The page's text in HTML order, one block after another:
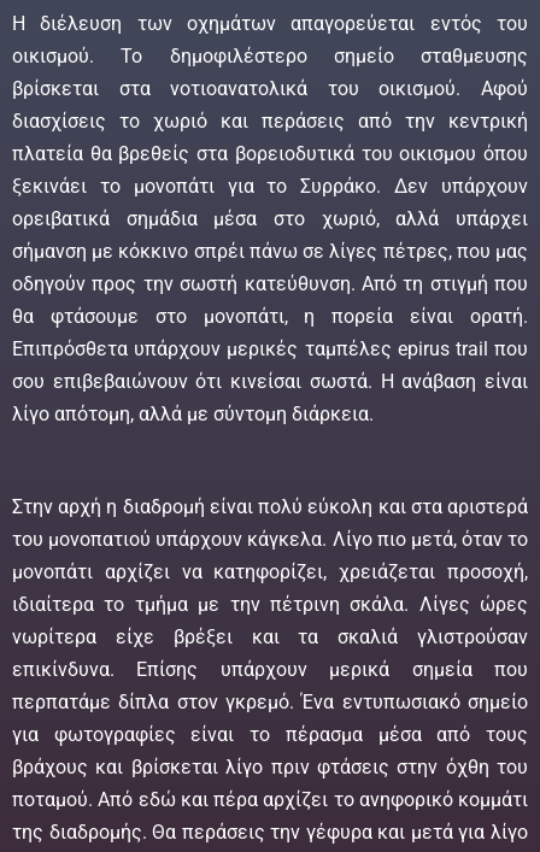
Η διέλευση των οχημάτων απαγορεύεται εντός του
οικισμού. Το δημοφιλέστερο σημείο σταθμευσης
βρίσκεται στα νοτιοανατολικά του οικισμού. Αφού
διασχίσεις το χωριό και περάσεις από την κεντρική
πλατεία θα βρεθείς στα βορειοδυτικά του οικισμου όπου
ξεκινάει το μονοπάτι για το Συρράκο. Δεν υπάρχουν
ορειβατικά σημάδια μέσα στο χωριό, αλλά υπάρχει
σήμανση με κόκκινο σπρέι πάνω σε λίγες πέτρες, που μας
οδηγούν προς την σωστή κατεύθυνση. Από τη στιγμή που
θα φτάσουμε στο μονοπάτι, η πορεία είναι ορατή.
Επιπρόσθετα υπάρχουν μερικές ταμπέλες epirus trail που
σου επιβεβαιώνουν ότι κινείσαι σωστά. Η ανάβαση είναι
λίγο απότομη, αλλά με σύντομη διάρκεια.
Στην αρχή η διαδρομή είναι πολύ εύκολη και στα αριστερά
του μονοπατιού υπάρχουν κάγκελα. Λίγο πιο μετά, όταν το
μονοπάτι αρχίζει να κατηφορίζει, χρειάζεται προσοχή,
ιδιαίτερα το τμήμα με την πέτρινη σκάλα. Λίγες ώρες
νωρίτερα είχε βρέξει και τα σκαλιά γλιστρούσαν
επικίνδυνα. Επίσης υπάρχουν μερικά σημεία που
περπατάμε δίπλα στον γκρεμό. Ένα εντυπωσιακό σημείο
για φωτογραφίες είναι το πέρασμα μέσα από τους
βράχους και βρίσκεται λίγο πριν φτάσεις στην όχθη του
ποταμού. Από εδώ και πέρα αρχίζει το ανηφορικό κομμάτι
της διαδρομής. Θα περάσεις την γέφυρα και μετά για λίγο